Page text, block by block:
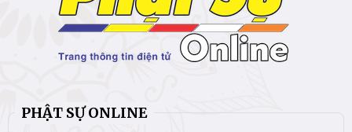
PHẬT SỰ ONLINE